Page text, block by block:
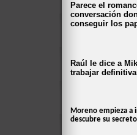
Parece el
conversación
conseguir los
Raúl le dice a
trabajar
Moreno empieza a
descubre su